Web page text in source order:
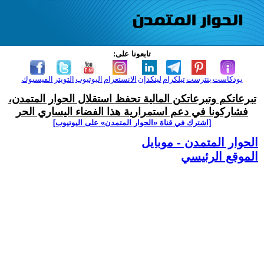
تابعونا على:
الفيسبوك التويتر اليوتيوب الانستغرام لينكدإن تيلكرامبنترست بودكاست
تبرعاتكم وتبرعاتكن المالية تحفظ استقلال الحوار المتمدن،
فشاركونا في دعم استمرارية هذا الفضاء اليساري الحر
[اشترك في قناة ‫«الحوار المتمدن» على اليوتيوب]
الحوار المتمدن - موبايل
الموقع الرئيسي